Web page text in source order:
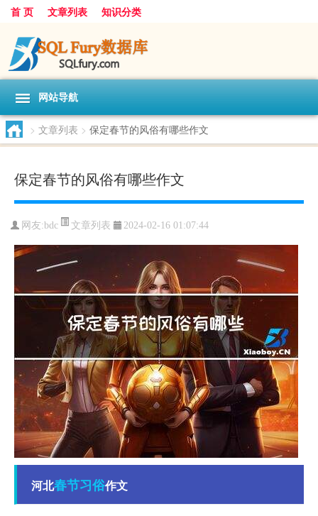
首 页 文章列表 知识分类
网站导航
> 文章列表 > 保定春节的风俗有哪些作文
保定春节的风俗有哪些作文
网友:bdc 文章列表 2024-02-16 01:07:44
河北春节习俗作文